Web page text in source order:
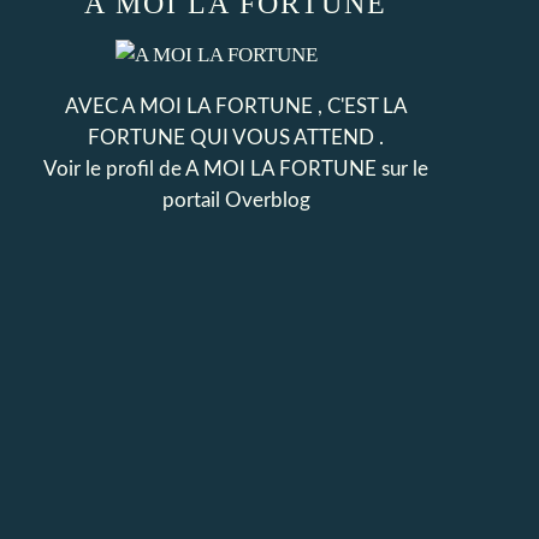
AVEC A MOI LA FORTUNE , C'EST LA
FORTUNE QUI VOUS ATTEND .
Voir le profil deA MOI LA FORTUNE sur le
portail Overblog